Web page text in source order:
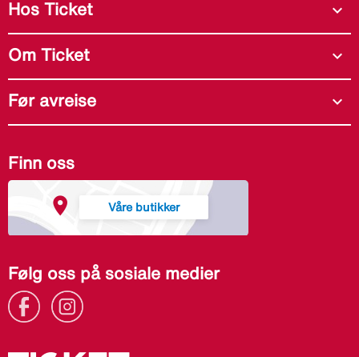
Hos Ticket expand_more
Om Ticket expand_more
Før avreise expand_more
Finn oss
Våre butikker
Følg oss på sosiale medier